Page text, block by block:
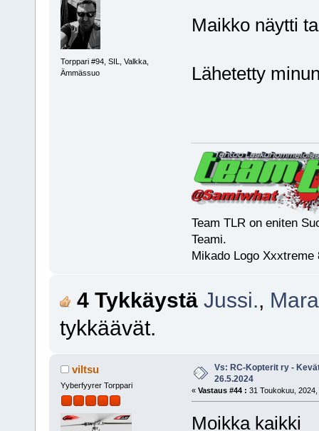
Torppari #94, SIL, Valkka,
Ämmässuo
Maikko näytti
Lähetetty
Team TLR on eniten
Teami.
Mikado Logo Xxxtreme
4 Tykkäystä Jussi.,
tykkäävät.
viltsu
Yyberfyyrer Torppari
Vs: RC-Kopterit ry -
26.5.2024
« Vastaus #44 : 31 Toukokuu,
Moikka kaikki